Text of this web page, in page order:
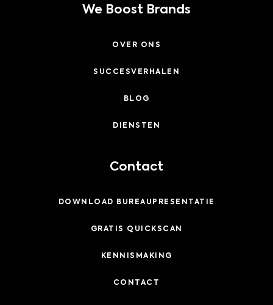
We Boost Brands
OVER ONS
SUCCESVERHALEN
BLOG
DIENSTEN
Contact
DOWNLOAD BUREAUPRESENTATIE
GRATIS QUICKSCAN
KENNISMAKING
CONTACT